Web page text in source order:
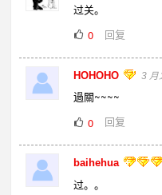
过关。
0
回复
HOHOHO 3 月
過關~~~~
0
回复
baihehua
过。。